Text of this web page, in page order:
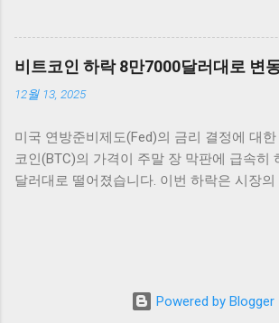
의가 필요합니다. 그 외에도 이더리움, 리플
도 비슷한 패턴을 보이고 있습니다. 이러한
투자자들은 앞으로 금리가 어떻게 변화할지
상승할 수 있을지에 대한 불확실성이 여전히
후 매수세가 강하게 일어나고 있는 가운데,
향방을 결정짓고 있습니다. 특히, 낮은 금리
들이 암호화폐에 대한 관심을 더욱 높이는
습니다. 금리가 낮아지면 자산의 상대적인
할 것으로 보입니다. 이러한 투자는 단순히
잡았던 SK텔레콤이 이렇게 큰 신뢰의 위기
사와 데이터를 이용하는 저희 같은 평범한
불안을 안겨주었습니다. 무엇보다 정부가 ‘신
는 초강수 행정지도를 내렸다는 점이 머릿속
나지 않았습니다. 이 결정은 그 자체로도 놀
로 얽혀 있는지 생각해보게 되는 계기가 되
과 보안 누출은 더 이상 우리에게 생소한 이
데도 이번 사건은 평범함을 넘어섰습니다. 왜
인정보와 연결되었던 것이니까요. 이런 상
면, 단순히 기술적 해결책만이 답은 아닐 테
유심 정보 유출의 후폭풍 이번 유심 정보 유
비트코인 하락 8만7000달러대로 변
12월 13, 2025
미국 연방준비제도(Fed)의 금리 결정에 대
코인(BTC)의 가격이 주말 장 막판에 급속히
달러대로 떨어졌습니다. 이번 하락은 시장의
다. 이러한 변화는 비트코인 및 암호화폐 시
금리를 얼마나 인상할지를 주의 깊게 살펴보
Powered by Blogger